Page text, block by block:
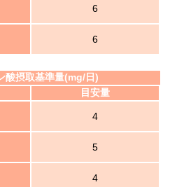
6
6
酸摂取基準量(mg/日)
目安量
4
5
4